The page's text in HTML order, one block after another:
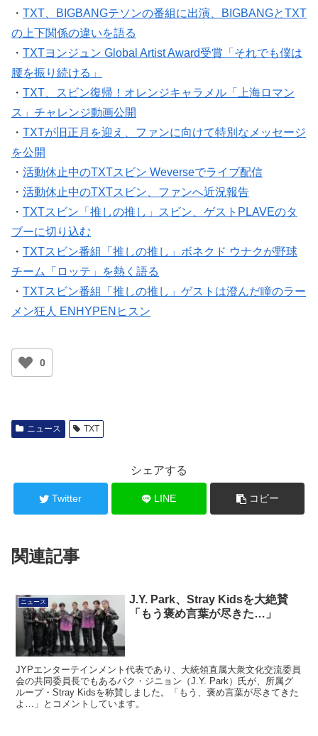
・ TXT、BIGBANGテソンの番組に出演、BIGBANGとTXT
の上下関係の違いを語る
・ TXTヨンジュン Global Artist Award受賞「それでも僕は
腰を振り続ける」
・ TXT、スビン復帰！オレンジキャラメル「上海ロマン
ス」チャレンジ動画公開
・ TXTが旧正月を迎え、ファンに向けて特別なメッセージ
を公開
・ 活動休止中のTXTスビン Weverseでライブ配信
・ 活動休止中のTXTスビン、ファンへ近況報告
・ TXTスビン「推しの推し」スビン、ゲストPLAVEのタ
ブーに切り込む
・ TXTスビン番組「推しの推し」ボネクド ウナクが野球
チーム「ロッテ」を熱く語る
・ TXTスビン番組「推しの推し」ゲストは澄んだ瞳のラー
メン狂人 ENHYPENヒスン
0
ニュース TXT
シェアする
Twitter LINE コピー
関連記事
ニュース
J.Y. Park、Stray Kidsを大絶賛
「もう褒め言葉が尽きた…」
JYPエンターテインメント代表であり、大統領直属大衆文化交流委員
会の共同委員長でもあるパク・ジニョン（J.Y. Park）氏が、所属グ
ループ・Stray Kidsを称賛しました。「もう、褒め言葉が尽きてきた
よ…」とコメントしています。